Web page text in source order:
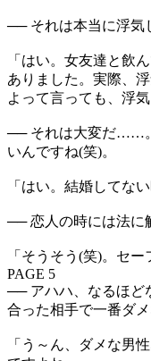
── それは本当に浮気
「はい。女友達と飲
ありました。実際、
よって言っても、浮
── それは大変だ……
いんですね(笑)。
「はい。結婚してな
── 恋人の時には法に
「そうそう(笑)。セー
PAGE 5
── アハハ、なるほど
合った相手で一番ダ
「う～ん、ダメな男